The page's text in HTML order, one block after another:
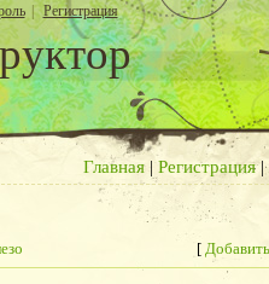
| Регистрация
Главная| Регистрация|
[